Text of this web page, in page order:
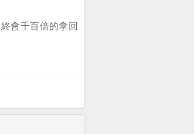
會千百倍的拿回